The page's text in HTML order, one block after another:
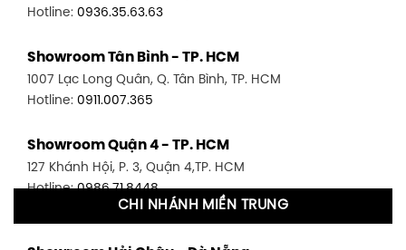
Hotline: 0936.35.63.63
Showroom Tân Bình - TP. HCM
1007 Lạc Long Quân, Q. Tân Bình, TP. HCM
Hotline: 0911.007.365
Showroom Quận 4 - TP. HCM
127 Khánh Hội, P. 3, Quận 4,TP. HCM
Hotline:0986.71.8448
CHI NHÁNH MIỀN TRUNG